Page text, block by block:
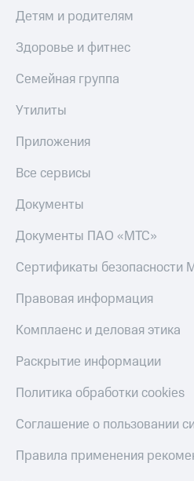
Детям и родителям
Здоровье и фитнес
Семейная группа
Утилиты
Приложения
Все сервисы
Документы
Документы ПАО «МТС»
Сертификаты
Правовая информация
Комплаенс и деловая этика
Раскрытие информации
Политика обработки cookies
Соглашение о пользовании
Правила применения